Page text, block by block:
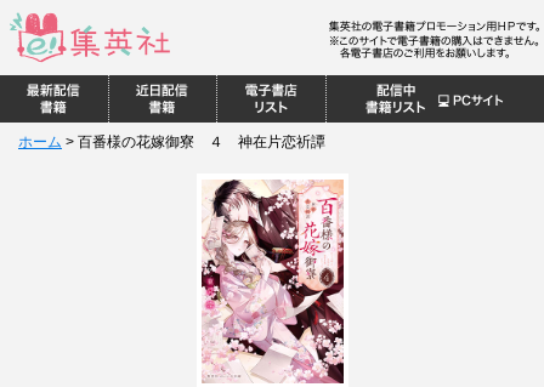
ホーム > 百番様の花嫁御寮 ４ 神在片恋祈譚